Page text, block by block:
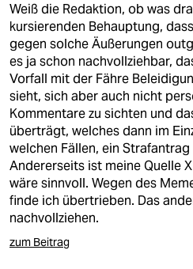
Weiß die Redaktion, ob was
kursierenden Behauptung,
gegen solche Äußerungen
es ja schon nachvollziehbar,
Vorfall mit der Fähre
sieht, sich aber auch nicht
Kommentare zu sichten und
überträgt, welches dann im
welchen Fällen, ein
Andererseits ist meine Quelle
wäre sinnvoll. Wegen des
finde ich übertrieben. Das
nachvollziehen.
zum Beitrag